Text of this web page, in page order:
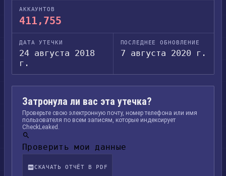
АККАУНТОВ
411,755
ДАТА УТЕЧКИ
24 августа 2018
г.
ПОСЛЕДНЕЕ ОБНОВЛЕНИЕ
7 августа 2020 г.
Затронула ли вас эта утечка?
Проверьте свою электронную почту, номер телефона или имя
пользователя по всем записям, которые индексирует
CheckLeaked.
Проверить мои данные
СКАЧАТЬ ОТЧЁТ В PDF